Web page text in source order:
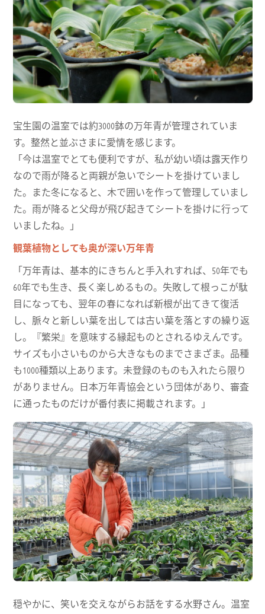
宝生園の温室では約3000鉢の万年青が管理されていま
す。整然と並ぶさまに愛情を感じます。
「今は温室でとても便利ですが、私が幼い頃は露天作り
なので雨が降ると両親が急いでシートを掛けていまし
た。また冬になると、木で囲いを作って管理していまし
た。雨が降ると父母が飛び起きてシートを掛けに行って
いましたね。」
観葉植物としても奥が深い万年青
「万年青は、基本的にきちんと手入れすれば、50年でも
60年でも生き、長く楽しめるもの。失敗して根っこが駄
目になっても、翌年の春になれば新根が出てきて復活
し、脈々と新しい葉を出しては古い葉を落とすの繰り返
し。『繁栄』を意味する縁起ものとされるゆえんです。
サイズも小さいものから大きなものまでさまざま。品種
も1000種類以上あります。未登録のものも入れたら限り
がありません。日本万年青協会という団体があり、審査
に通ったものだけが番付表に掲載されます。」
穏やかに、笑いを交えながらお話をする水野さん。温室